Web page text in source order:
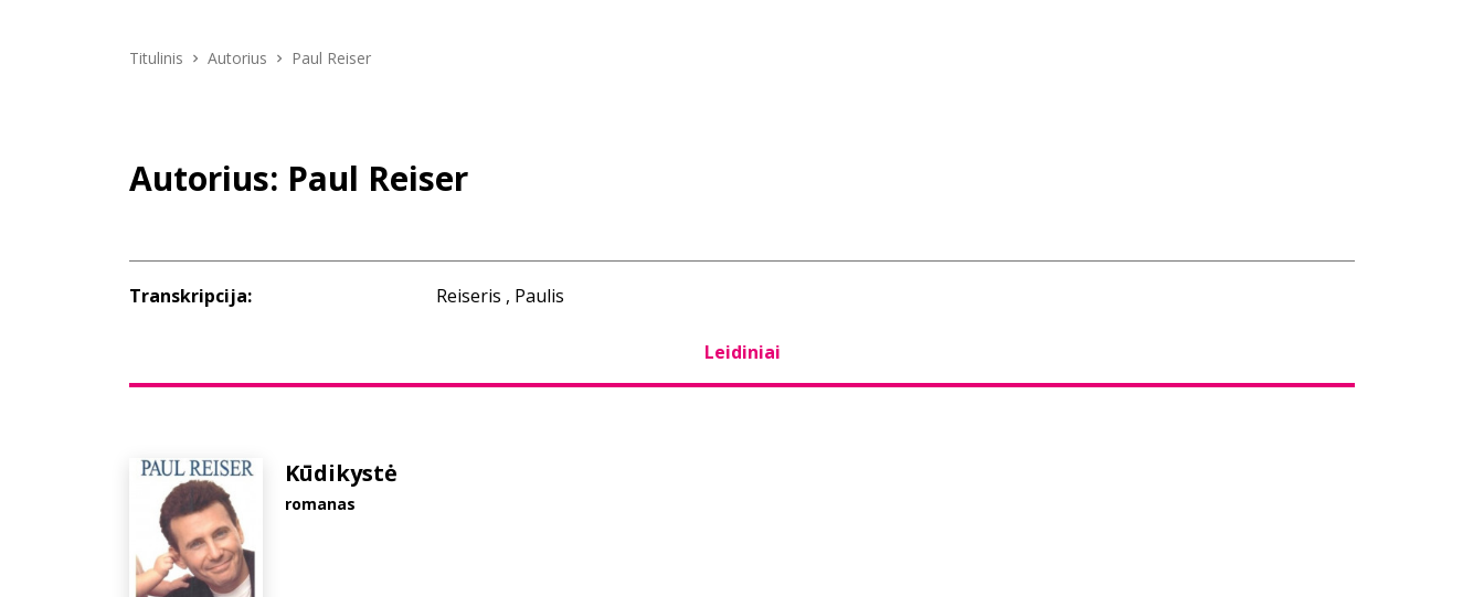
Titulinis Autorius Paul Reiser
Autorius: Paul Reiser
Transkripcija: Reiseris , Paulis
Leidiniai
Kūdikystė
romanas